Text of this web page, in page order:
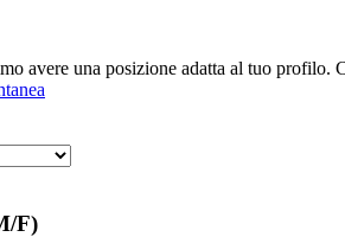
avere una posizione adatta al tuo
F)